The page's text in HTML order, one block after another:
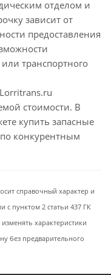
отделом и
зависит от
предоставления
транспортного
стоимости. В
купить запасные
конкурентным
справочный характер и
с пунктом 2 статьи 437 ГК
характеристики
без предварительного